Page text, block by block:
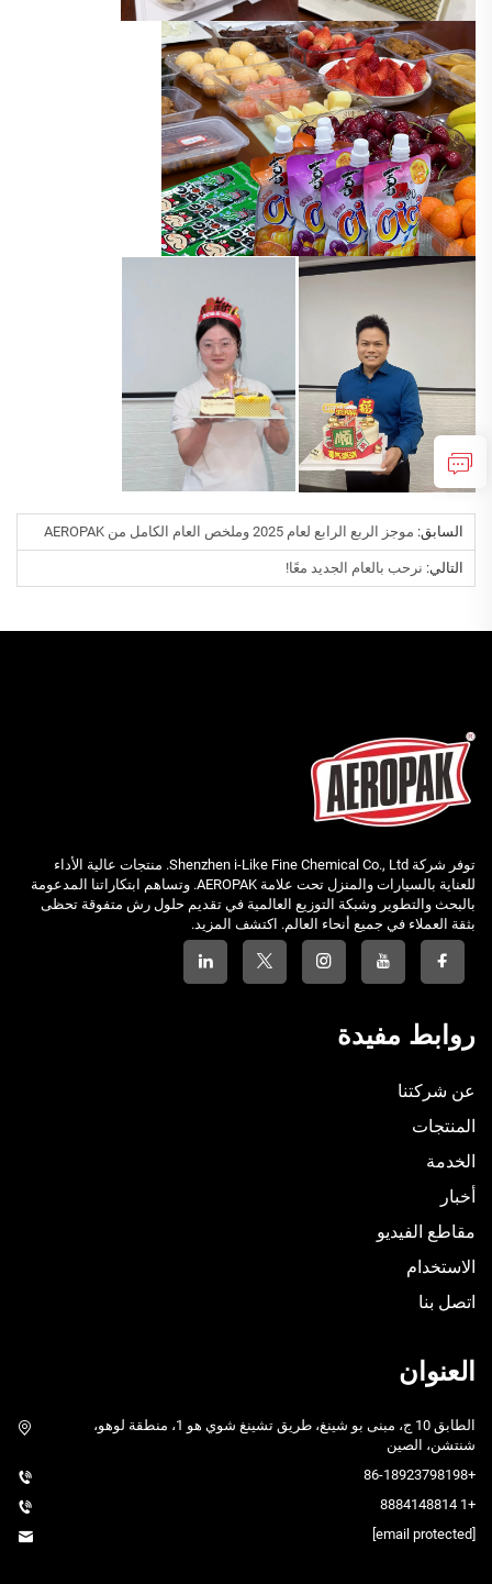
السابق: موجز الربع الرابع لعام 2025 وملخص العام الكامل من AEROPAK
التالي: نرحب بالعام الجديد معًا!
توفر شركة Shenzhen i-Like Fine Chemical Co., Ltd. منتجات عالية الأداء
للعناية بالسيارات والمنزل تحت علامة AEROPAK. وتساهم ابتكاراتنا المدعومة
بالبحث والتطوير وشبكة التوزيع العالمية في تقديم حلول رش متفوقة تحظى
بثقة العملاء في جميع أنحاء العالم. اكتشف المزيد.
روابط مفيدة
عن شركتنا
المنتجات
الخدمة
أخبار
مقاطع الفيديو
الاستخدام
اتصل بنا
العنوان
الطابق 10 ج، مبنى بو شينغ، طريق تشينغ شوي هو 1، منطقة لوهو،
شنتشن، الصين
+86-18923798198
+1 8884148814
[email protected]